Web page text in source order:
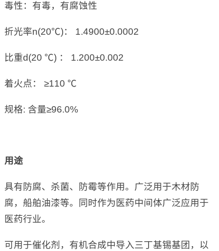
毒性：有毒，有腐蚀性
折光率n(20℃)： 1.4900±0.0002
比重d(20 ℃) ： 1.200±0.002
着火点： ≥110 ℃
规格: 含量≥96.0%
用途
具有防腐、杀菌、防霉等作用。广泛用于木材防
腐，船舶油漆等。同时作为医药中间体广泛应用于
医药行业。
可用于催化剂，有机合成中导入三丁基锡基团，以